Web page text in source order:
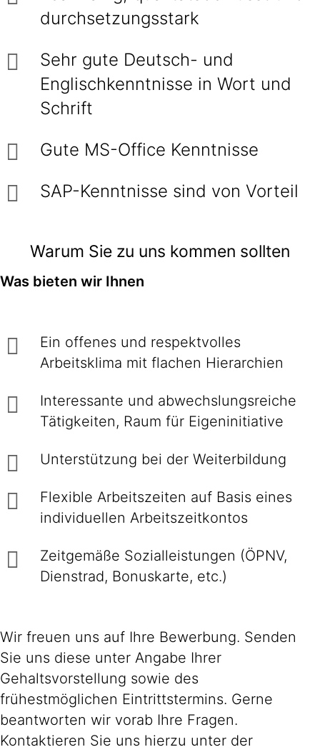
durchsetzungsstark
Sehr gute Deutsch- und
Englischkenntnisse in Wort und
Schrift
Gute MS-Office Kenntnisse
SAP-Kenntnisse sind von Vorteil
Warum Sie zu uns kommen sollten
Was bieten wir Ihnen
Ein offenes und respektvolles
Arbeitsklima mit flachen Hierarchien
Interessante und abwechslungsreiche
Tätigkeiten, Raum für Eigeninitiative
Unterstützung bei der Weiterbildung
Flexible Arbeitszeiten auf Basis eines
individuellen Arbeitszeitkontos
Zeitgemäße Sozialleistungen (ÖPNV,
Dienstrad, Bonuskarte, etc.)
Wir freuen uns auf Ihre Bewerbung. Senden
Sie uns diese unter Angabe Ihrer
Gehaltsvorstellung sowie des
frühestmöglichen Eintrittstermins. Gerne
beantworten wir vorab Ihre Fragen.
Kontaktieren Sie uns hierzu unter der